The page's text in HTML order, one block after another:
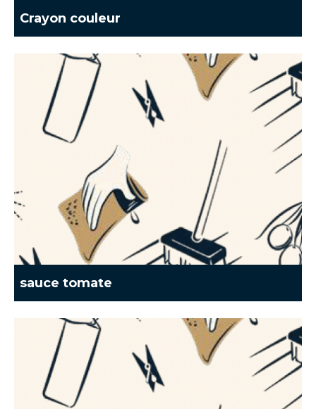
Crayon couleur
sauce tomate